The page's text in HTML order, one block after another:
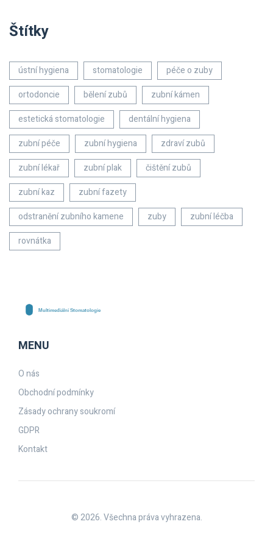
Štítky
ústní hygiena stomatologie
péče o zuby
ortodoncie
bělení zubů
zubní kámen
estetická stomatologie
dentální hygiena
zubní péče
zubní hygiena
zdraví zubů
zubní lékař
zubní plak
čištění zubů
zubní kaz
zubní fazety
odstranění zubního kamene
zuby
zubní léčba
rovnátka
MENU
O nás
Obchodní podmínky
Zásady ochrany soukromí
GDPR
Kontakt
© 2026. Všechna práva vyhrazena.